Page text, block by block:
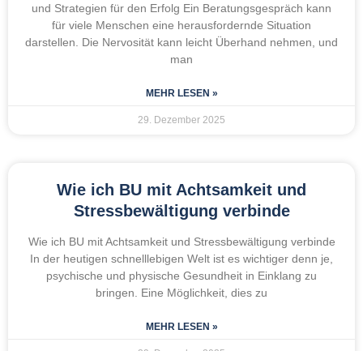
und Strategien für den Erfolg Ein Beratungsgespräch kann
für viele Menschen eine herausfordernde Situation
darstellen. Die Nervosität kann leicht Überhand nehmen, und
man
MEHR LESEN »
29. Dezember 2025
Wie ich BU mit Achtsamkeit und
Stressbewältigung verbinde
Wie ich BU mit Achtsamkeit und Stressbewältigung verbinde
In der heutigen schnelllebigen Welt ist es wichtiger denn je,
psychische und physische Gesundheit in Einklang zu
bringen. Eine Möglichkeit, dies zu
MEHR LESEN »